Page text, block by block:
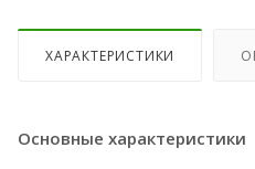
ХАРАКТЕРИСТИКИ
Основные характеристики